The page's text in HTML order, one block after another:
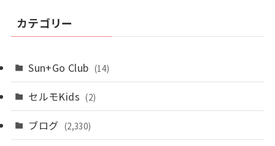
カテゴリー
Sun+Go Club (14)
セルモKids (2)
ブログ (2,330)